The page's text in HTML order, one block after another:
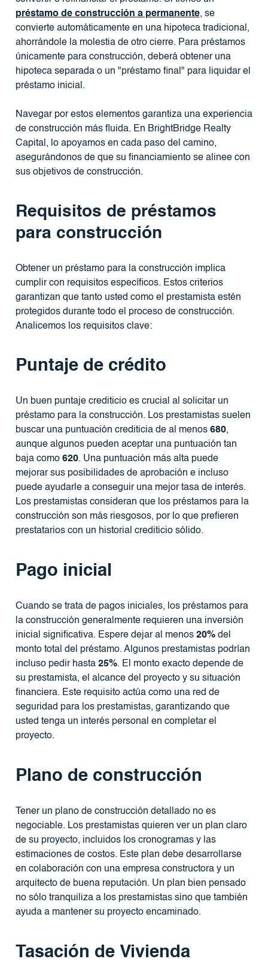
préstamo de construcción a permanente, se
convierte automáticamente en una hipoteca tradicional,
ahorrándole la molestia de otro cierre. Para préstamos
únicamente para construcción, deberá obtener una
hipoteca separada o un "préstamo final" para liquidar el
préstamo inicial.
Navegar por estos elementos garantiza una experiencia
de construcción más fluida. En BrightBridge Realty
Capital, lo apoyamos en cada paso del camino,
asegurándonos de que su financiamiento se alinee con
sus objetivos de construcción.
Requisitos de préstamos
para construcción
Obtener un préstamo para la construcción implica
cumplir con requisitos específicos. Estos criterios
garantizan que tanto usted como el prestamista estén
protegidos durante todo el proceso de construcción.
Analicemos los requisitos clave:
Puntaje de crédito
Un buen puntaje crediticio es crucial al solicitar un
préstamo para la construcción. Los prestamistas suelen
buscar una puntuación crediticia de al menos 680,
aunque algunos pueden aceptar una puntuación tan
baja como 620. Una puntuación más alta puede
mejorar sus posibilidades de aprobación e incluso
puede ayudarle a conseguir una mejor tasa de interés.
Los prestamistas consideran que los préstamos para la
construcción son más riesgosos, por lo que prefieren
prestatarios con un historial crediticio sólido.
Pago inicial
Cuando se trata de pagos iniciales, los préstamos para
la construcción generalmente requieren una inversión
inicial significativa. Espere dejar al menos 20%del
monto total del préstamo. Algunos prestamistas podrían
incluso pedir hasta 25%. El monto exacto depende de
su prestamista, el alcance del proyecto y su situación
financiera. Este requisito actúa como una red de
seguridad para los prestamistas, garantizando que
usted tenga un interés personal en completar el
proyecto.
Plano de construcción
Tener un plano de construcción detallado no es
negociable. Los prestamistas quieren ver un plan claro
de su proyecto, incluidos los cronogramas y las
estimaciones de costos. Este plan debe desarrollarse
en colaboración con una empresa constructora y un
arquitecto de buena reputación. Un plan bien pensado
no sólo tranquiliza a los prestamistas sino que también
ayuda a mantener su proyecto encaminado.
Tasación de Vivienda